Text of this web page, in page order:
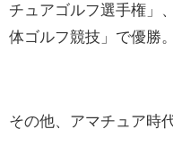
チュアゴルフ選手権」
体ゴルフ競技」で優勝。
その他、アマチュア時